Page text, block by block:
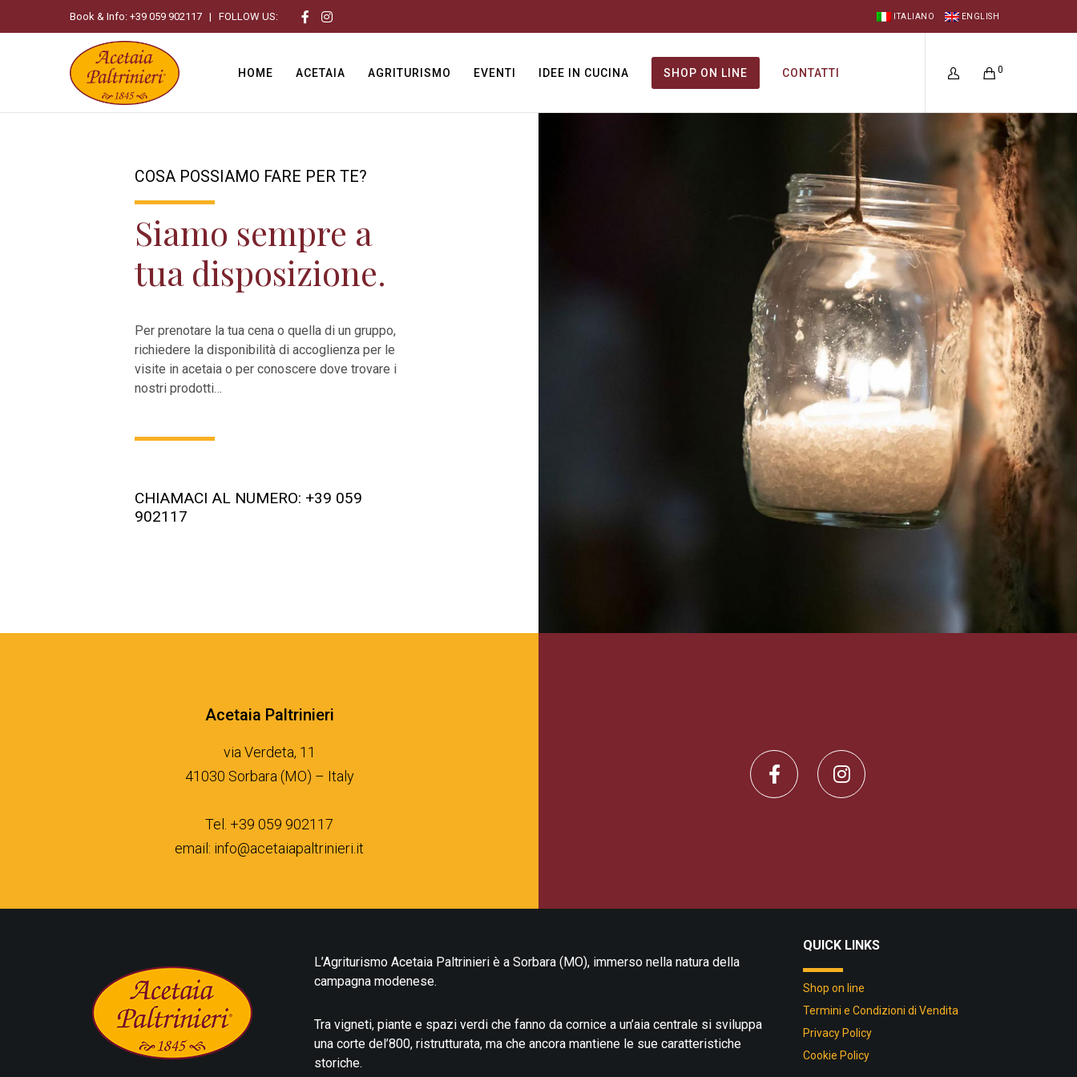
Book & Info: +39 059 902117 | FOLLOW US: ITALIANO ENGLISH
0
HOME ACETAIA AGRITURISMO EVENTI IDEE IN CUCINA SHOP ON LINE CONTATTI
COSA POSSIAMO FARE PER TE?
Siamo sempre a
tua disposizione.
Per prenotare la tua cena o quella di un gruppo,
richiedere la disponibilità di accoglienza per le
visite in acetaia o per conoscere dove trovare i
nostri prodotti…
CHIAMACI AL NUMERO: +39 059
902117
Acetaia Paltrinieri
via Verdeta, 11
41030 Sorbara (MO) – Italy
Tel. +39 059 902117
email: info@acetaiapaltrinieri.it
L’Agriturismo Acetaia Paltrinieri è a Sorbara (MO), immerso nella natura della
campagna modenese.
Tra vigneti, piante e spazi verdi che fanno da cornice a un’aia centrale si sviluppa
una corte del’800, ristrutturata, ma che ancora mantiene le sue caratteristiche
storiche.
QUICK LINKS
Shop on line
Termini e Condizioni di Vendita
Privacy Policy
Cookie Policy